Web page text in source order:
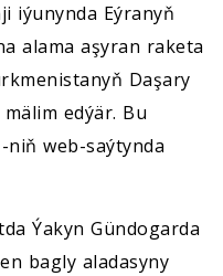
iýunynda Eýranyň
alama aşyran raketa
Daşary
edýär. Bu
web-saýtynda
Ýakyn Gündogarda
bagly aladasyny